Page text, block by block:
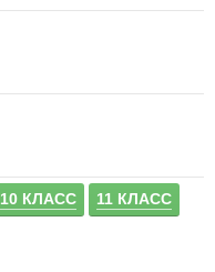
10 КЛАСС 11 КЛАСС